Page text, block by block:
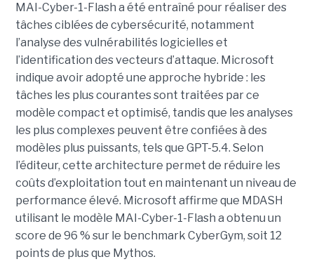
MAI-Cyber-1-Flash a été entraîné pour réaliser des
tâches ciblées de cybersécurité, notamment
l’analyse des vulnérabilités logicielles et
l’identification des vecteurs d’attaque. Microsoft
indique avoir adopté une approche hybride : les
tâches les plus courantes sont traitées par ce
modèle compact et optimisé, tandis que les analyses
les plus complexes peuvent être confiées à des
modèles plus puissants, tels que GPT-5.4. Selon
l’éditeur, cette architecture permet de réduire les
coûts d’exploitation tout en maintenant un niveau de
performance élevé. Microsoft affirme que MDASH
utilisant le modèle MAI-Cyber-1-Flash a obtenu un
score de 96 % sur le benchmark CyberGym, soit 12
points de plus que Mythos.